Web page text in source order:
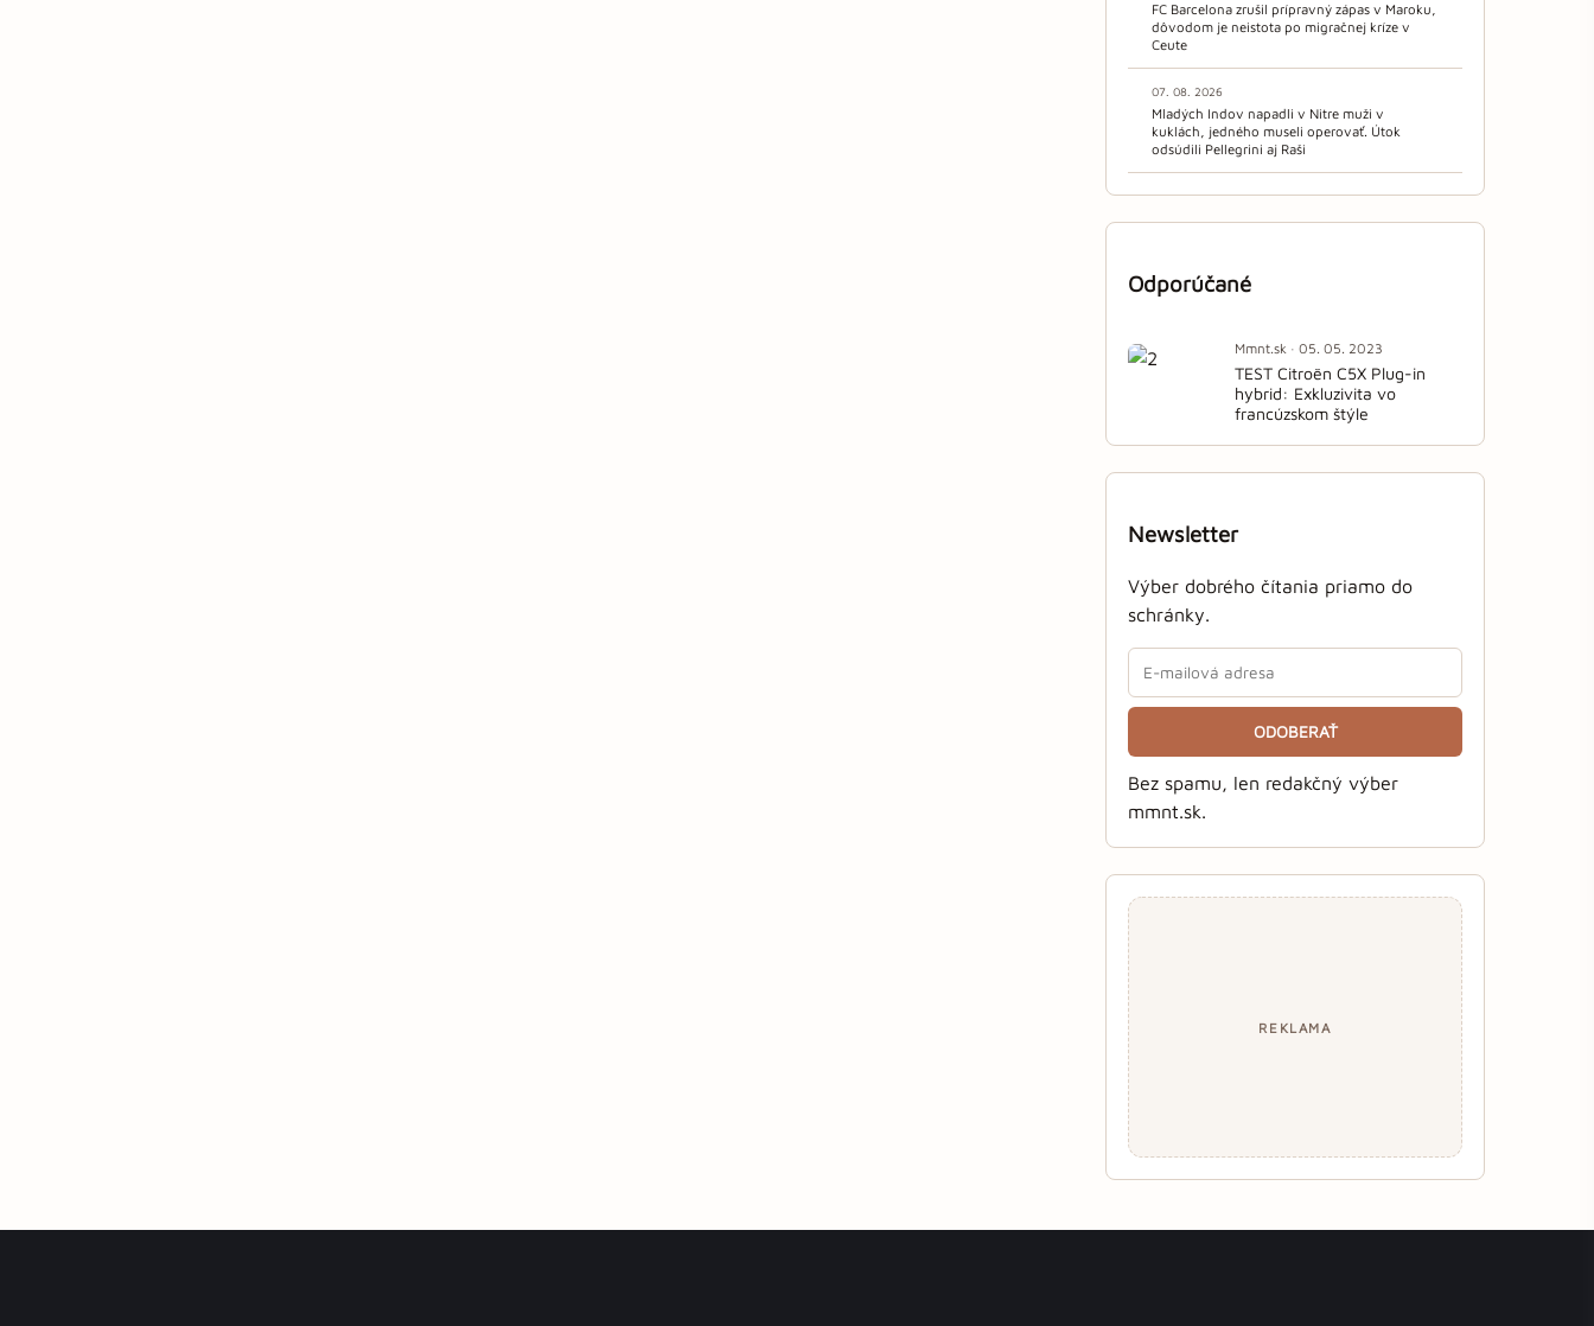
FC Barcelona zrušil prípravný zápas v Maroku,
dôvodom je neistota po migračnej kríze v
Ceute
07. 08. 2026
Mladých Indov napadli v Nitre muži v
kuklách, jedného museli operovať. Útok
odsúdili Pellegrini aj Raši
Odporúčané
Mmnt.sk · 05. 05. 2023
TEST Citroën C5X Plug-in
hybrid: Exkluzivita vo
francúzskom štýle
Newsletter
Výber dobrého čítania priamo do
schránky.
ODOBERAŤ
Bez spamu, len redakčný výber
mmnt.sk.
REKLAMA